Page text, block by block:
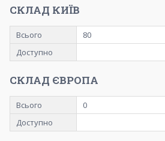
СКЛАД КИЇВ
Всього
80
Доступно
СКЛАД ЄВРОПА
Всього
0
Доступно